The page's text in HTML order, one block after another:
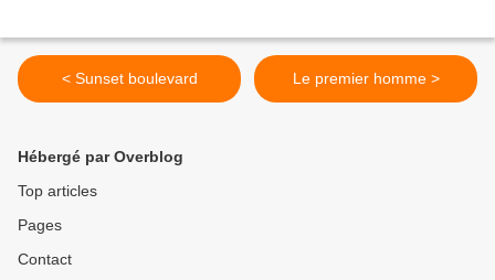
< Sunset boulevard Le premier homme >
Hébergé par Overblog
Top articles
Pages
Contact